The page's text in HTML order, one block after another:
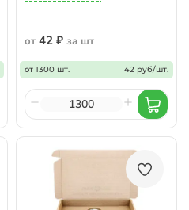
от 42 ₽ за шт
от 1300 шт. 42 руб/шт.